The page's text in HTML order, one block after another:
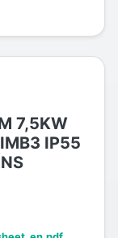
7,5KW
IP55